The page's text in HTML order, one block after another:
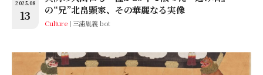
2025.08
13
の“兄”北畠顕家、その華麗なる実像
Culture 三浦胤義 bot